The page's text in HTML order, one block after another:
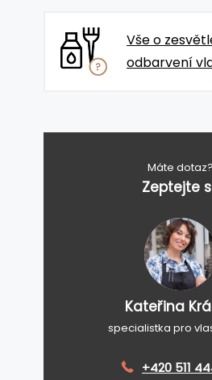
Vše o
odbarvení
Máte dotaz?
Zeptejte
Kateřina
specialistka pro
+420 511